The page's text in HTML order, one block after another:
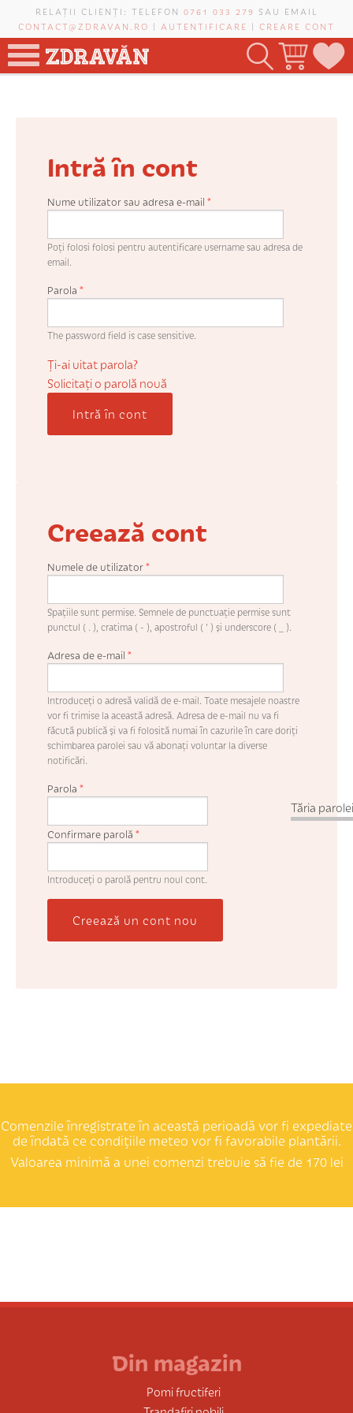
Mergi la conţinutul principal
RELAȚII CLIENȚI: TELEFON 0761 033 279 SAU EMAIL
CONTACT@ZDRAVAN.RO | AUTENTIFICARE | CREARE CONT
VIȚĂ-DE-VIE
Intră în cont
Nume utilizator sau adresa e-mail *
Poți folosi folosi pentru autentificare username sau adresa de
email.
Parola *
The password field is case sensitive.
Ți-ai uitat parola?
Solicitaţi o parolă nouă
Intră în cont
Creează cont
Numele de utilizator*
Spaţiile sunt permise. Semnele de punctuaţie permise sunt
punctul ( . ), cratima ( - ), apostroful ( ' ) şi underscore ( _ ).
Adresa de e-mail *
Introduceţi o adresă validă de e-mail. Toate mesajele noastre
vor fi trimise la această adresă. Adresa de e-mail nu va fi
făcută publică şi va fi folosită numai în cazurile în care doriţi
schimbarea parolei sau vă abonaţi voluntar la diverse
notificări.
Tăria
Parola *
Confirmare parolă *
Introduceţi o parolă pentru noul cont.
Creează un cont nou
Comenzile înregistrate în această perioadă vor fi expediate
de îndată ce condițiile meteo vor fi favorabile plantării.
Valoarea minimă a unei comenzi trebuie să fie de 170 lei
Din magazin
Pomi fructiferi